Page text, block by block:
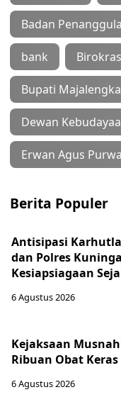
Badan
bank
Bupati Majalengka
Dewan
Erwan Agus
Berita Populer
Antisipasi
dan Polres
Kesiapsiagaan
6 Agustus 2026
Kejaksaan
Ribuan Obat
6 Agustus 2026